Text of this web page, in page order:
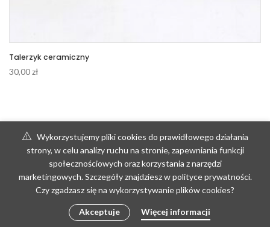
Talerzyk ceramiczny
30,00zł
Wykorzystujemy pliki cookies do prawidłowego działania
strony, w celu analizy ruchu na stronie, zapewniania funkcji
społecznościowych oraz korzystania z narzędzi
marketingowych. Szczegóły znajdziesz w polityce prywatności.
Czy zgadzasz się na wykorzystywanie plików cookies?
Akceptuje Więcej informacji